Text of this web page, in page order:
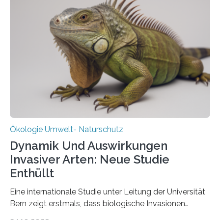
Aufbauphase an den Auftraggeber, das
Bundesministerium für Landwirtschaft, Ernährung und
Heimat. Braunschweig/Eberswalde (23. Oktober 2025).
Ein Netz aus 155 Messstationen spannt sich neuerdings
über Deutschlands Moorböden. Eingerichtet wurden sie
in den vergangenen fünf Jahren von
Wissenschaftlerinnen und Wissenschaftlern des
Thünen-Instituts für Agrarklimaschutz…
Ökologie Umwelt- Naturschutz
Dynamik Und Auswirkungen
Invasiver Arten: Neue Studie
Enthüllt
Eine internationale Studie unter Leitung der Universität
Bern zeigt erstmals, dass biologische Invasionen